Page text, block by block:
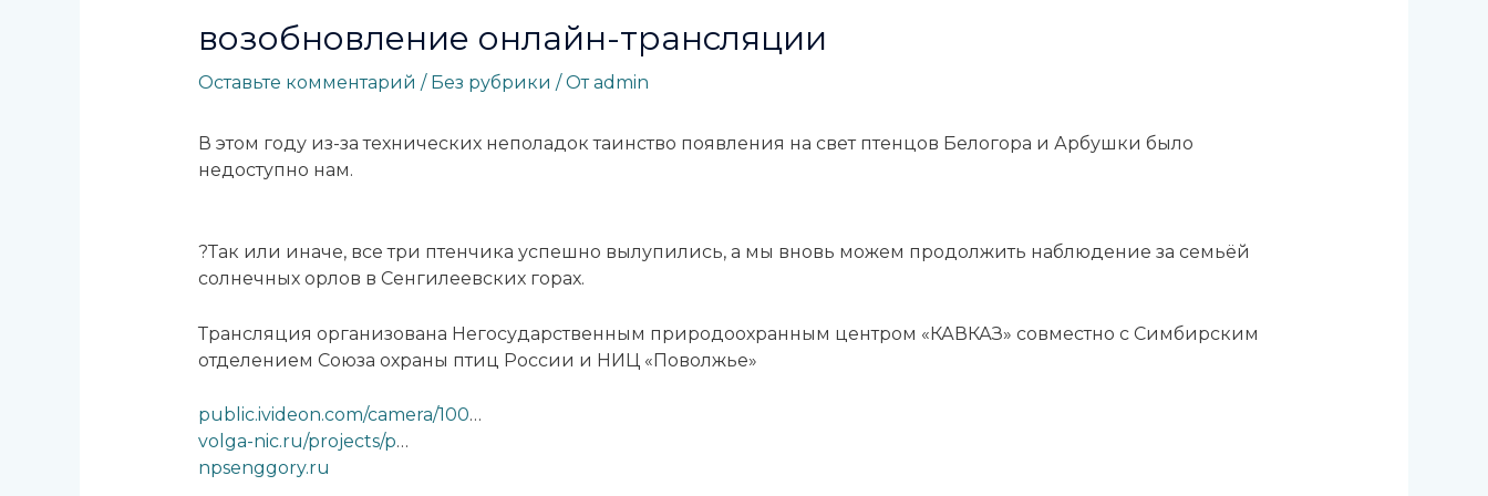
возобновление онлайн-трансляции
Оставьте комментарий / Без рубрики / Отadmin
В этом году из-за технических неполадок таинство появления на свет птенцов Белогора и Арбушки было
недоступно нам.
?Так или иначе, все три птенчика успешно вылупились, а мы вновь можем продолжить наблюдение за семьёй
солнечных орлов в Сенгилеевских горах.
Трансляция организована Негосударственным природоохранным центром «КАВКАЗ» совместно с Симбирским
отделением Союза охраны птиц России и НИЦ «Поволжье»
public.ivideon.com/camera/100…
volga-nic.ru/projects/p…
npsenggory.ru